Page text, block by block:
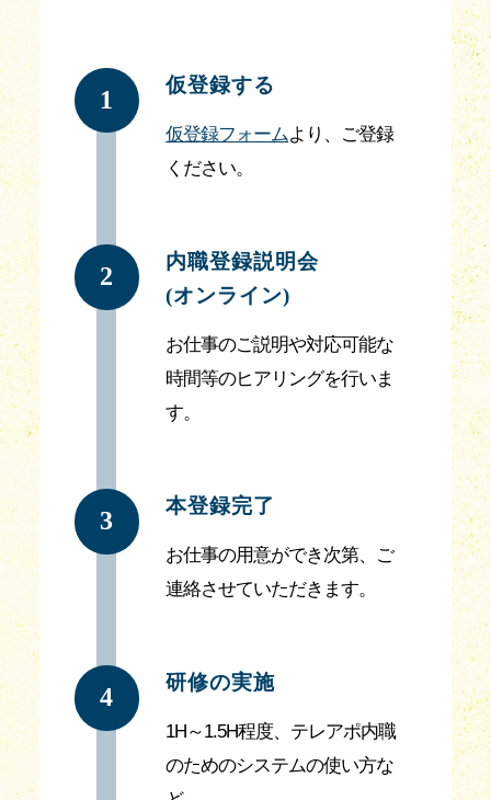
1
仮登録する
仮登録フォームより、ご登録
ください。
2
内職登録説明会
(オンライン)
お仕事のご説明や対応可能な
時間等のヒアリングを行いま
す。
3
本登録完了
お仕事の用意ができ次第、ご
連絡させていただきます。
4
研修の実施
1H～1.5H程度、テレアポ内職
のためのシステムの使い方な